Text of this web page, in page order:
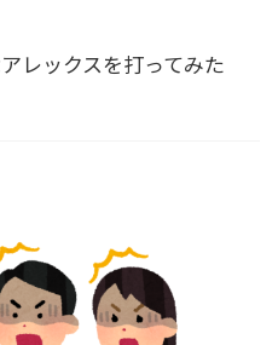
レックスを打ってみた